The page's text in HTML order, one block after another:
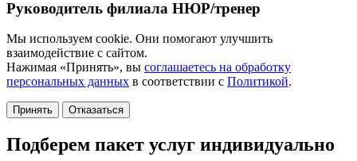
Руководитель филиала НЮР/тренер
Мы используем cookie. Они помогают улучшить
взаимодействие с сайтом.
Нажимая «Принять», вы соглашаетесь на обработку
персональных данных в соответствии с Политикой.
Принять Отказаться
Подберем пакет услуг индивидуально